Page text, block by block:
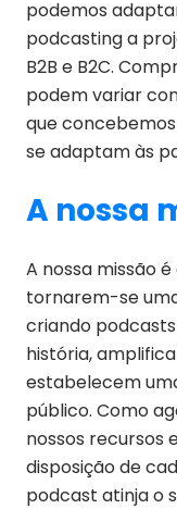
podemos
podcasting a
B2B e B2C.
podem variar
que
se adaptam às
A nossa
A nossa missão
tornarem-se
criando
história,
estabelecem
público. Como
nossos recursos
disposição de
podcast atinja o